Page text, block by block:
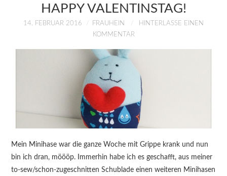
HAPPY VALENTINSTAG!
14. FEBRUAR 2016 FRAUHEIN
HINTERLASSE EINEN
KOMMENTAR
Mein Minihase war die ganze Woche mit Grippe krank und nun
bin ich dran, möööp. Immerhin habe ich es geschafft, aus meiner
to-sew/schon-zugeschnitten Schublade einen weiteren Minihasen